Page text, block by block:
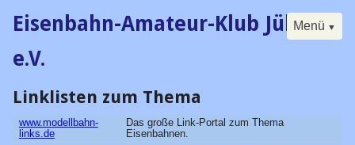
Menü
Eisenbahn-Amateur-Klub Jülich
e.V.
Navigation
Start
Der Klub
Linklisten zum Thema
www.modellbahn-
links.de
Das große Link-Portal zum Thema
Eisenbahnen.